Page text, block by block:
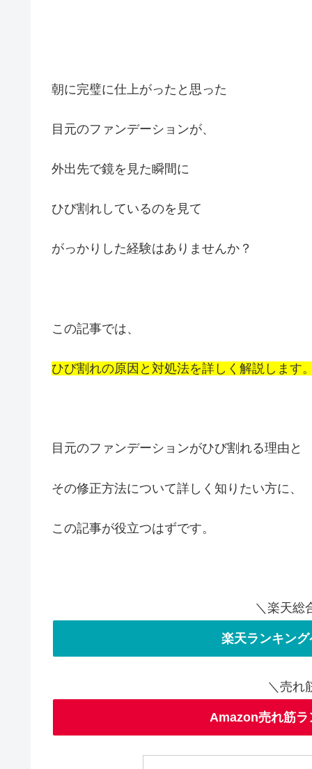
朝に完璧に仕上がったと思った
目元のファンデーションが、
外出先で鏡を見た瞬間に
ひび割れしているのを見て
がっかりした経験はありませんか？
この記事では、
ひび割れの原因と対処法を詳しく解説します
目元のファンデーションがひび割れる理由と
その修正方法について詳しく知りたい方に、
この記事が役立つはずです。
＼楽天総
楽天ランキン
＼売れ
Amazon売れ筋ラ